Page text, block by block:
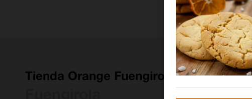
Tienda Orange Fuengirola Avenida